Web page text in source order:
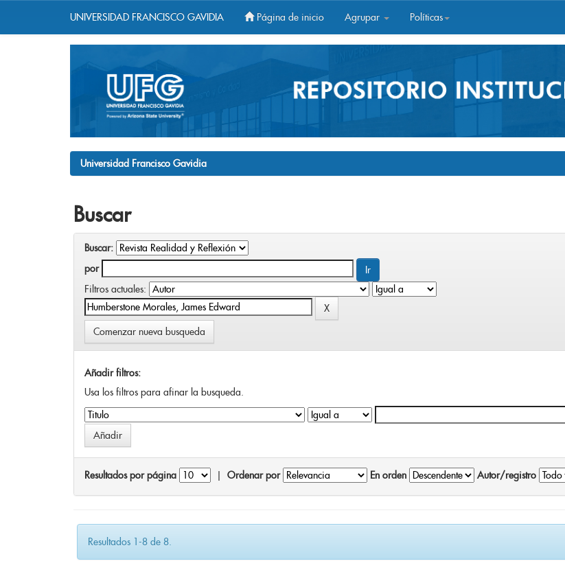
UNIVERSIDAD FRANCISCO GAVIDIA Página de inicio Agrupar Políticas
Universidad Francisco Gavidia
Buscar
Buscar:
por
Filtros actuales:
Comenzar nueva busqueda
Añadir filtros:
Usa los filtros para afinar la busqueda.
Resultados por página Ordenar por En orden Autor/registro
Resultados 1-8 de 8.